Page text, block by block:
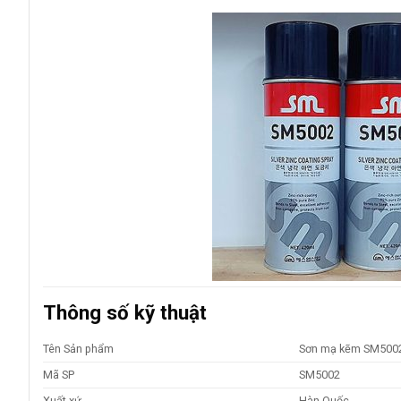
Thông số kỹ thuật
Tên Sản phẩm
Sơn mạ kẽm
Mã SP
SM5002